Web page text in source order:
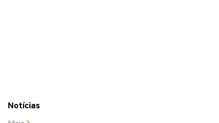
Notícias